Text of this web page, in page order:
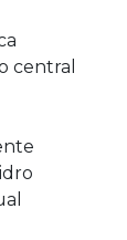
central